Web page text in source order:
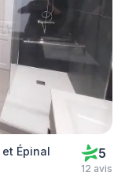
Épinal 5
12 avis